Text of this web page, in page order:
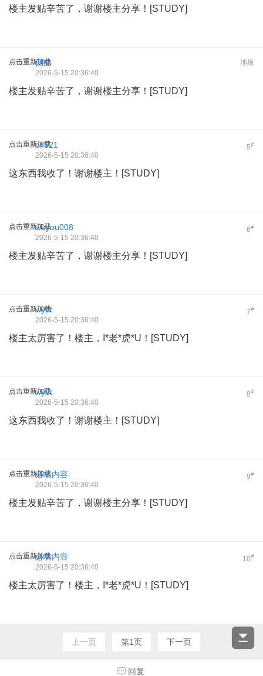
楼主发贴辛苦了，谢谢楼主分享！[STUDY]
点击重新加载 地板
侧面
2026-5-15 20:36:40
楼主发贴辛苦了，谢谢楼主分享！[STUDY]
点击重新加载 5#
cn521
2026-5-15 20:36:40
这东西我收了！谢谢楼主！[STUDY]
点击重新加载 6#
wuyou008
2026-5-15 20:36:40
楼主发贴辛苦了，谢谢楼主分享！[STUDY]
点击重新加载 7#
wybt
2026-5-15 20:36:40
楼主太厉害了！楼主，I*老*虎*U！[STUDY]
点击重新加载 8#
wybt
2026-5-15 20:36:40
这东西我收了！谢谢楼主！[STUDY]
点击重新加载 9#
必填内容
2026-5-15 20:36:40
楼主发贴辛苦了，谢谢楼主分享！[STUDY]
点击重新加载 10#
必填内容
2026-5-15 20:36:40
楼主太厉害了！楼主，I*老*虎*U！[STUDY]
上一页 第1页 下一页
回复